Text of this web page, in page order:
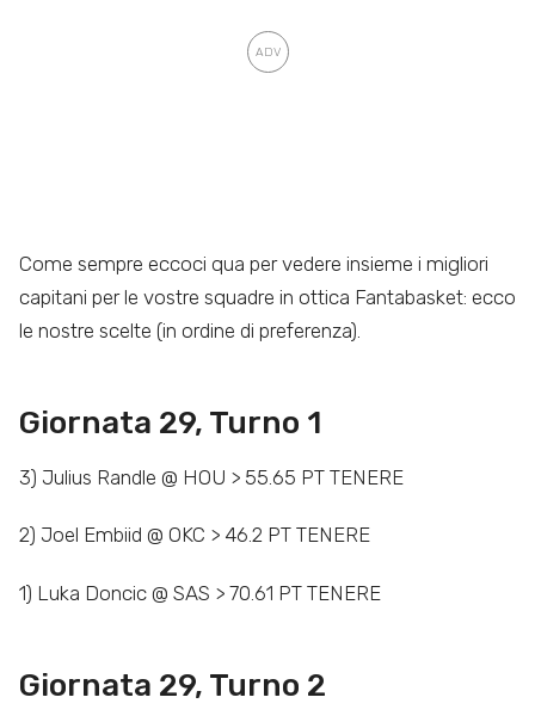
Come sempre eccoci qua per vedere insieme i migliori
capitani per le vostre squadre in ottica Fantabasket: ecco
le nostre scelte (in ordine di preferenza).
Giornata 29, Turno 1
3) Julius Randle @ HOU > 55.65 PT TENERE
2) Joel Embiid @ OKC > 46.2 PT TENERE
1) Luka Doncic @ SAS > 70.61 PT TENERE
Giornata 29, Turno 2